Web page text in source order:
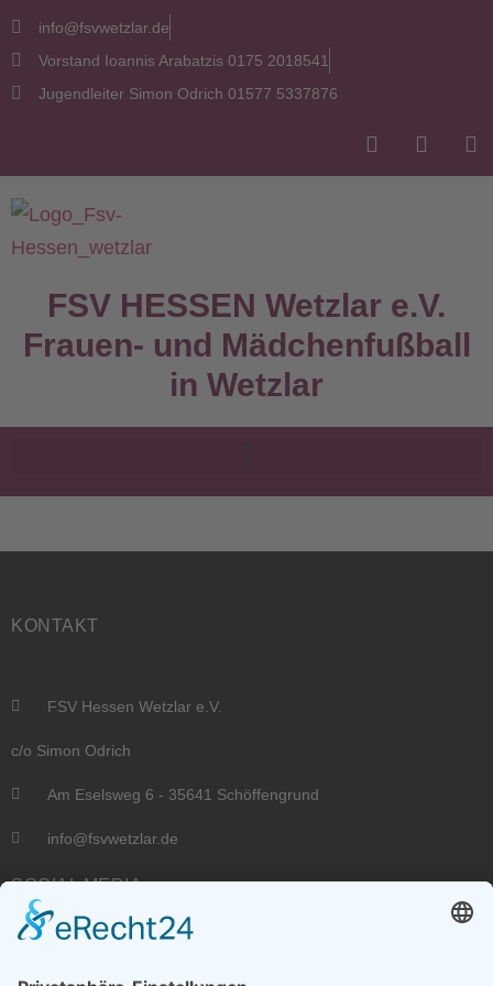
info@fsvwetzlar.de
Vorstand Ioannis Arabatzis 0175 2018541
Jugendleiter Simon Odrich 01577 5337876
FSV HESSEN Wetzlar e.V.
Frauen- und Mädchenfußball
in Wetzlar
KONTAKT
FSV Hessen Wetzlar e.V.
c/o Simon Odrich
Am Eselsweg 6 - 35641 Schöffengrund
info@fsvwetzlar.de
SOCIAL MEDIA